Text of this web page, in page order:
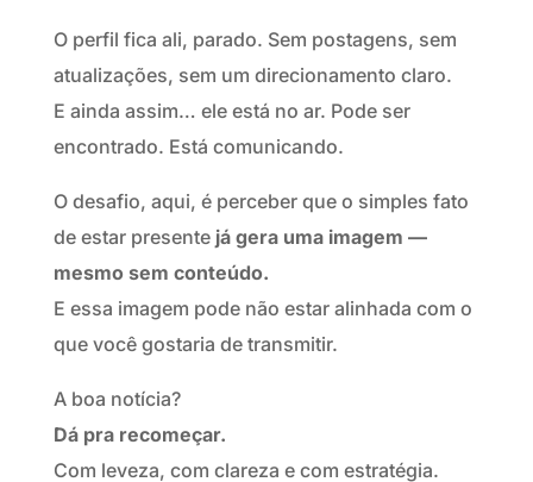
O perfil fica ali, parado. Sem postagens, sem
atualizações, sem um direcionamento claro.
E ainda assim… ele está no ar. Pode ser
encontrado. Está comunicando.
O desafio, aqui, é perceber que o simples fato
de estar presente já gera uma imagem —
mesmo sem conteúdo.
E essa imagem pode não estar alinhada com o
que você gostaria de transmitir.
A boa notícia?
Dá pra recomeçar.
Com leveza, com clareza e com estratégia.